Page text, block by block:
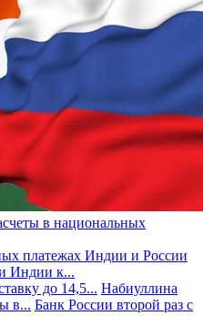
в национальных
платежах Индии и России
Индии к...
до 14,5... Набиуллина
в... Банк России второй раз с